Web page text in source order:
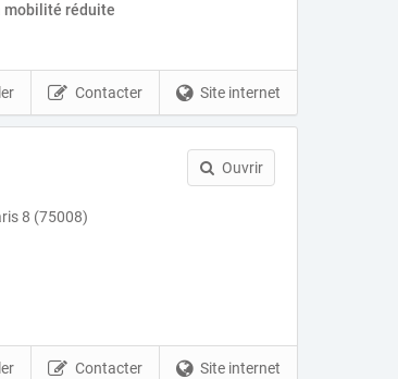
mobilité réduite
Site internet
Contacter
8 (75008)
Ouvrir
Site internet
Contacter